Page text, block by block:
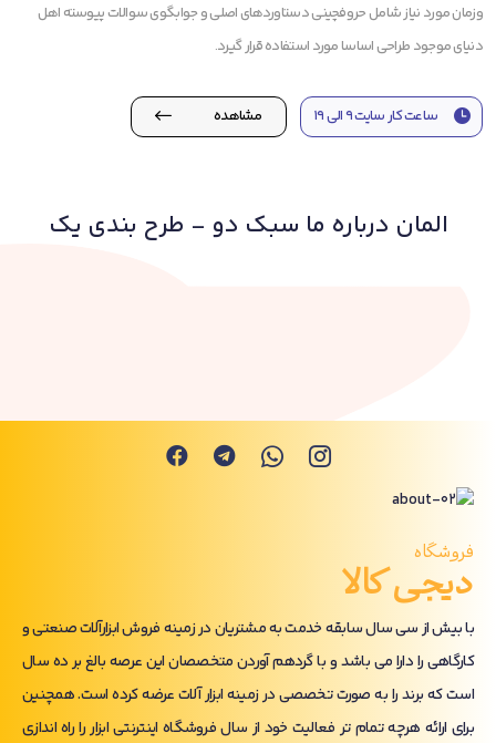
وزمان مورد نیاز شامل حروفچینی دستاوردهای اصلی و جوابگوی سوالات پیوسته اهل
دنیای موجود طراحی اساسا مورد استفاده قرار گیرد.
ساعت کار سایت ۹ الی ۱۹ مشاهده
المان درباره ما سبک دو - طرح بندی یک
فروشگاه
دیجی کالا
با بیش از سی سال سابقه خدمت به مشتریان در زمینه فروش ابزارآلات صنعتی و
کارگاهی را دارا می باشد و با گردهم آوردن متخصصان این عرصه بالغ بر ده سال
است که برند را به صورت تخصصی در زمینه ابزار آلات عرضه کرده است. همچنین
برای ارائه هرچه تمام تر فعالیت خود از سال فروشگاه اینترنتی ابزار را راه اندازی